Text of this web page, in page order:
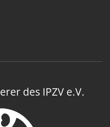
des IPZV e.V.